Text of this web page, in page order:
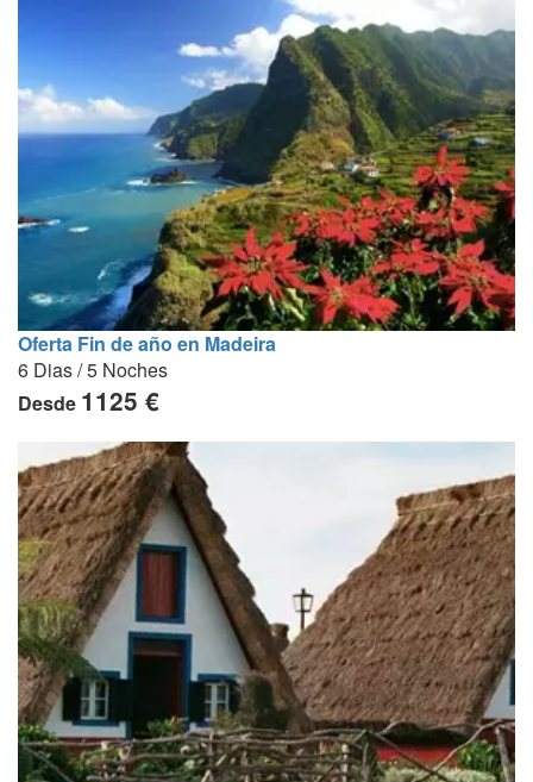
Oferta Fin de año en Madeira
6 Dias / 5 Noches
Desde 1125 €